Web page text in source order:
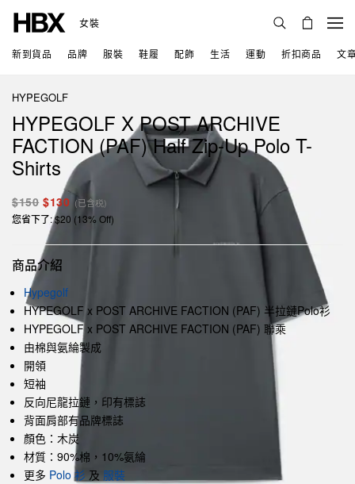
女裝
新到貨品 品牌 服裝 鞋履 配飾 生活 運動 折扣商品 文
HYPEGOLF
HYPEGOLF X POST ARCHIVE
FACTION (PAF) Half Zip-Up Polo T-
Shirts
$150 $130 (已含税)
您省下了: $20 (13% Off)
商品介紹
Hypegolf
HYPEGOLF x POST ARCHIVE FACTION (PAF) 半拉鏈Polo衫
HYPEGOLF x POST ARCHIVE FACTION (PAF) 聯乘
由棉與氨綸製成
開領
短袖
反向尼龍拉鏈，印有標誌
背面肩部有品牌標誌
顏色：木炭
材質：90%棉，10%氨綸
更多 Polo 衫 及 服裝